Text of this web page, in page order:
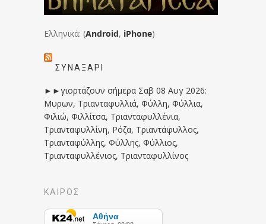
Ελληνικά: (Android, iPhone)
ΣΥΝΑΞΆΡΙ
►►γιορτάζουν σήμερα Σαβ 08 Αυγ 2026:
Μυρων, Τριανταφυλλιά, Φύλλη, Φύλλια,
Φιλιώ, Φιλλίτσα, Τριανταφυλλένια,
Τριανταφυλλίνη, Ρόζα, Τριαντάφυλλος,
Τριανταφύλλης, Φύλλης, Φύλλιος,
Τριανταφυλλένιος, Τριανταφυλλίνος
ΚΑΙΡΟΣ